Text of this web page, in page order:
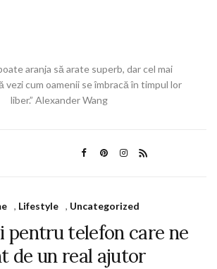
aranja să arate superb, dar cel mai
vezi cum oamenii se îmbracă în timpul lor
liber.” Alexander Wang
, Lifestyle , Uncategorized
pentru telefon care ne
de un real ajutor